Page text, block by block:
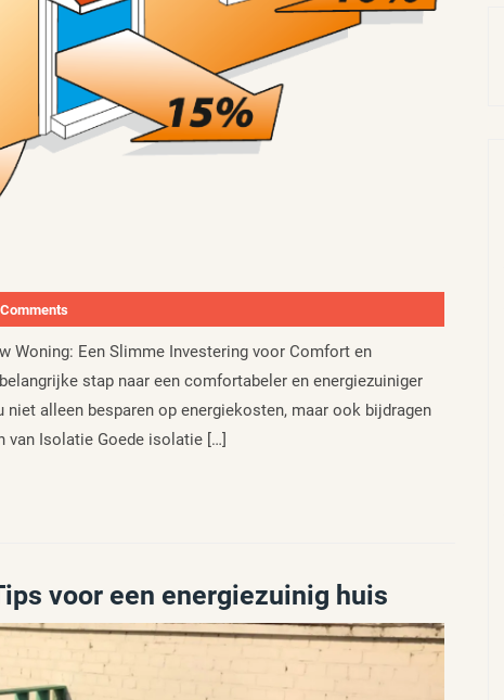
Woning: Een Slimme Investering voor Comfort en
stap naar een comfortabeler en energiezuiniger
alleen besparen op energiekosten, maar ook bijdragen
van Isolatie Goede isolatie […]
voor een energiezuinig huis